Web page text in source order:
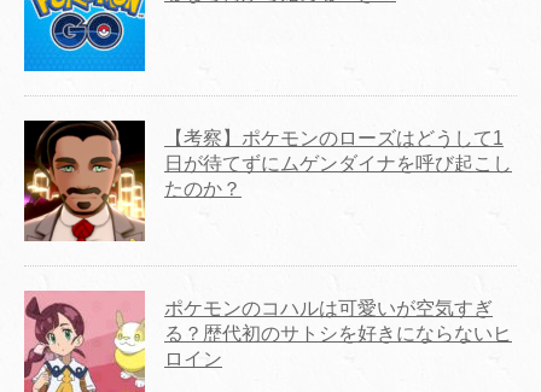
【考察】ポケモンのローズはどうして1
日が待てずにムゲンダイナを呼び起こし
たのか？
ポケモンのコハルは可愛いが空気すぎ
る？歴代初のサトシを好きにならないヒ
ロイン